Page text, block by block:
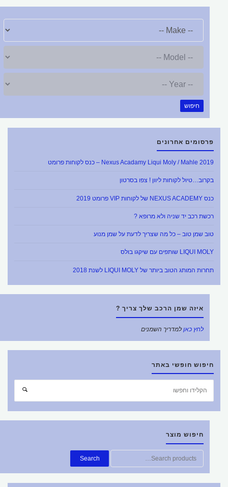
חיפוש
פרסומים אחרונים
Nexus Acadamy Liqui Moly / Mahle 2019 – כנס לקוחות פרומט
בקרוב…טיול לקוחות ליוון ! צפו בסרטון
כנס NEXUS ACADEMY של לקוחות VIP פרומט 2019
רכשת רכב יד שניה ולא מרופא ?
טוב שמן טוב – כל מה שצריך לדעת על שמן מנוע
LIQUI MOLY שותפים עם שיקגו בולס
תחרות המותג הטוב ביותר של LIQUI MOLY לשנת 2018
איזה שמן הרכב שלך צריך ?
לחץ כאןלמדריך השמנים
חיפוש חופשי באתר
חיפוש
חיפוש מוצר
חפש
את:
Search